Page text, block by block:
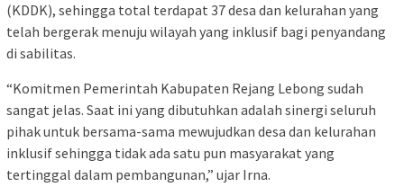
(KDDK), sehingga total terdapat 37 desa dan kelurahan yang
telah bergerak menuju wilayah yang inklusif bagi penyandang
di sabilitas.
“Komitmen Pemerintah Kabupaten Rejang Lebong sudah
sangat jelas. Saat ini yang dibutuhkan adalah sinergi seluruh
pihak untuk bersama-sama mewujudkan desa dan kelurahan
inklusif sehingga tidak ada satu pun masyarakat yang
tertinggal dalam pembangunan,” ujar Irna.